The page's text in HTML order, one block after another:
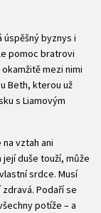
úspěšný byznys i
pomoc bratrovi
mezi nimi
Beth, kterou už
s Liamovým
vztah ani
její duše touží, může
srdce. Musí
Podaří se
potíže – a